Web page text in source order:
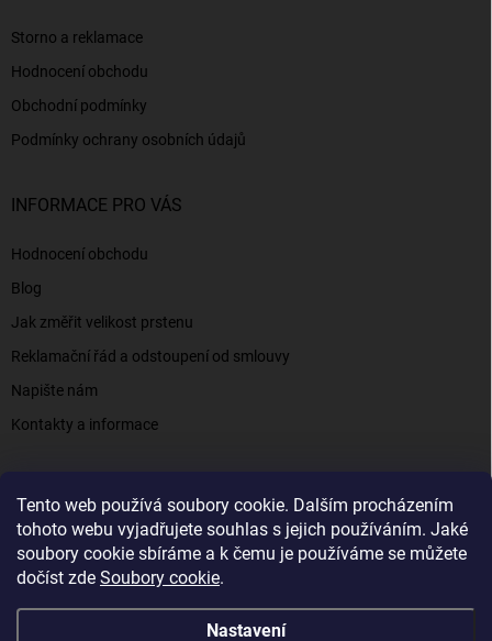
Tento web používá soubory cookie. Dalším procházením
tohoto webu vyjadřujete souhlas s jejich používáním. Jaké
soubory cookie sbíráme a k čemu je používáme se můžete
dočíst zde Soubory cookie.
Nastavení
Storno a reklamace
Hodnocení obchodu
Obchodní podmínky
Podmínky ochrany osobních údajů
INFORMACE PRO VÁS
Hodnocení obchodu
Blog
Jak změřit velikost prstenu
Reklamační řád a odstoupení od smlouvy
Napište nám
Kontakty a informace
Elenys.cz - šperky, kterým věříte už od roku 2016
Vytvořil Shoptet